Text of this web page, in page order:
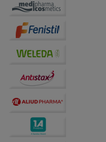
auf unserer
Drittseiten
Bitte beachten
übertragen werden.